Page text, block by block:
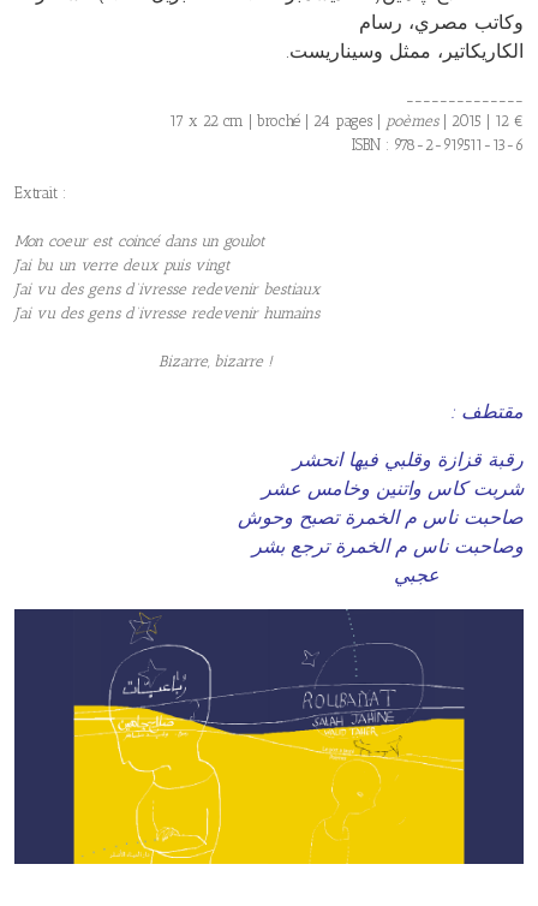
وكاتب مصري، رسام
.الكاريكاتير، ممثل وسيناريست
______________
17 x 22 cm | broché | 24 pages | poèmes| 2015 | 12 €
ISBN : 978-2-919511-13-6
Extrait :
Mon coeur est coincé dans un goulot
J’ai bu un verre deux puis vingt
J’ai vu des gens d’ivresse redevenir bestiaux
J’ai vu des gens d’ivresse redevenir humains
Bizarre, bizarre !
: مقتطف
رقبة قزازة وقلبي فيها انحشر
شربت كاس واتنين وخامس عشر
صاحبت ناس م الخمرة تصبح وحوش
وصاحبت ناس م الخمرة ترجع بشر